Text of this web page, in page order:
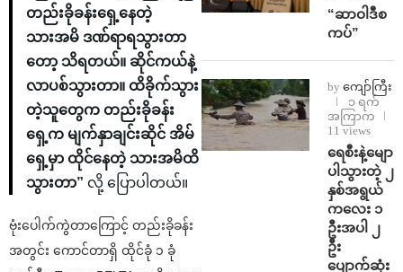
တည်းခိုခန်းရှေ့နေတဲ့
သားအမိ ဒဏ်ရာရသွားတာ
တော့ သိရတယ်။ ဆိုင်ကယ်နဲ့
လာပစ်သွားတာ။ ထိခိုက်သွား
တဲ့သူတွေက တည်းခိုခန်း
ရှေ့က မျက်နှာချင်းဆိုင် အိမ်
ရှေ့မှာ ထိုင်နေတဲ့ သားအမိထိ
သွားတာ” လို့ ပြောပါတယ်။
ဗုံးပေါက်ကွဲတာကြောင့် တည်းခိုခန်း
အတွင်း ကောင်တာရှိ ထိုင်ခုံ ၁ ခုံ
“ဆာဝါဒီစ
ကပ်”
by ကျော်ကြီး
၁ ရက်
အကြာက
11 views
ရေစီးနဲ့မျော
ပါသွားတဲ့ ၂
နှစ်အရွယ်
ကလေး ၁
ဦးအပါ ၂
ဦး
ပျောက်ဆုံး